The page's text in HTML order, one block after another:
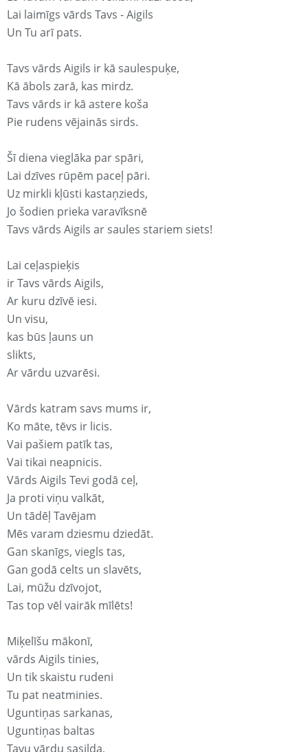
Lai laimīgs vārds Tavs - Aigils
Un Tu arī pats.
Tavs vārds Aigils ir kā saulespuķe,
Kā ābols zarā, kas mirdz.
Tavs vārds ir kā astere koša
Pie rudens vējainās sirds.
Šī diena vieglāka par spāri,
Lai dzīves rūpēm paceļ pāri.
Uz mirkli kļūsti kastaņzieds,
Jo šodien prieka varavīksnē
Tavs vārds Aigils ar saules stariem siets!
Lai ceļaspieķis
ir Tavs vārds Aigils,
Ar kuru dzīvē iesi.
Un visu,
kas būs ļauns un
slikts,
Ar vārdu uzvarēsi.
Vārds katram savs mums ir,
Ko māte, tēvs ir licis.
Vai pašiem patīk tas,
Vai tikai neapnicis.
Vārds Aigils Tevi godā ceļ,
Ja proti viņu valkāt,
Un tādēļ Tavējam
Mēs varam dziesmu dziedāt.
Gan skanīgs, viegls tas,
Gan godā celts un slavēts,
Lai, mūžu dzīvojot,
Tas top vēl vairāk mīlēts!
Miķelīšu mākonī,
vārds Aigils tinies,
Un tik skaistu rudeni
Tu pat neatminies.
Uguntiņas sarkanas,
Uguntiņas baltas
Tavu vārdu sasilda,